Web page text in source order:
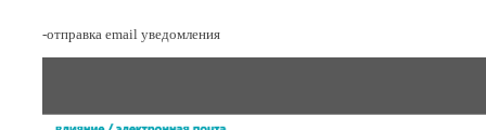
-отправка email уведомления